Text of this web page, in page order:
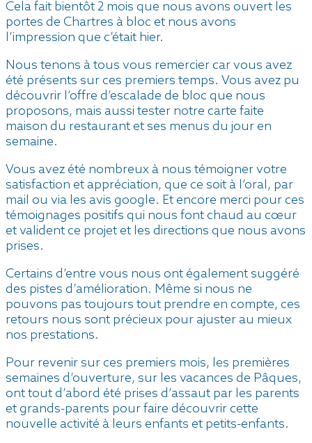
Cela fait bientôt 2 mois que nous avons ouvert les
portes de Chartres à bloc et nous avons
l’impression que c’était hier.
Nous tenons à tous vous remercier car vous avez
été présents sur ces premiers temps. Vous avez pu
découvrir l’offre d’escalade de bloc que nous
proposons, mais aussi tester notre carte faite
maison du restaurant et ses menus du jour en
semaine.
Vous avez été nombreux à nous témoigner votre
satisfaction et appréciation, que ce soit à l’oral, par
mail ou via les avis google. Et encore merci pour ces
témoignages positifs qui nous font chaud au cœur
et valident ce projet et les directions que nous avons
prises.
Certains d’entre vous nous ont également suggéré
des pistes d’amélioration. Même si nous ne
pouvons pas toujours tout prendre en compte, ces
retours nous sont précieux pour ajuster au mieux
nos prestations.
Pour revenir sur ces premiers mois, les premières
semaines d’ouverture, sur les vacances de Pâques,
ont tout d’abord été prises d’assaut par les parents
et grands-parents pour faire découvrir cette
nouvelle activité à leurs enfants et petits-enfants.